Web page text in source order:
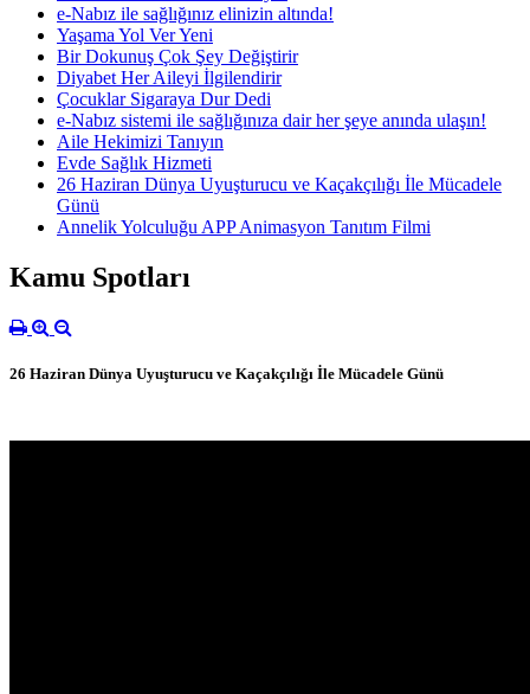
e-Nabız ile sağlığınız elinizin altında!
Yaşama Yol Ver Yeni
Bir Dokunuş Çok Şey Değiştirir
Diyabet Her Aileyi İlgilendirir
Çocuklar Sigaraya Dur Dedi
e-Nabız sistemi ile sağlığınıza dair her şeye anında ulaşın!
Aile Hekimizi Tanıyın
Evde Sağlık Hizmeti
26 Haziran Dünya Uyuşturucu ve Kaçakçılığı İle Mücadele
Günü
Annelik Yolculuğu APP Animasyon Tanıtım Filmi
Kamu Spotları
26 Haziran Dünya Uyuşturucu ve Kaçakçılığı İle Mücadele Günü